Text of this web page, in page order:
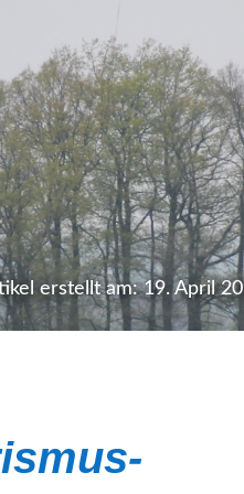
erstellt am: 19. April